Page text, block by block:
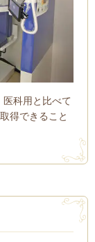
科用と比べて
得できること